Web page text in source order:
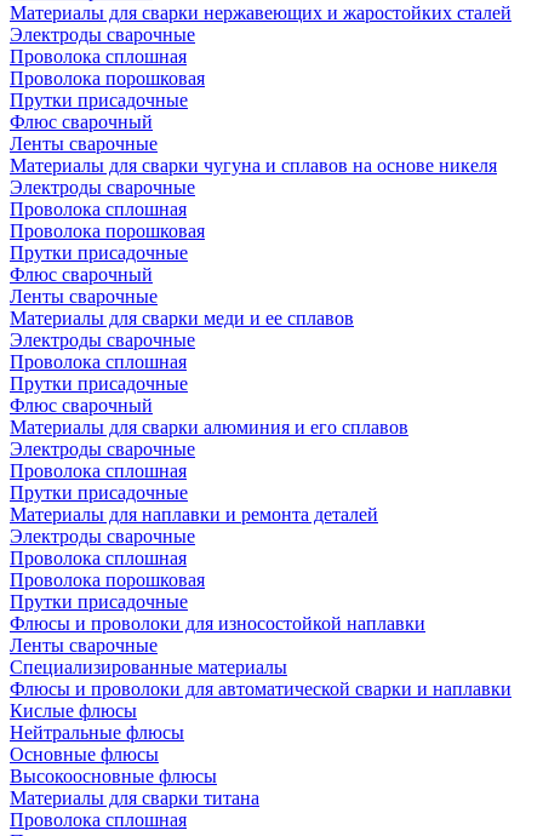
Материалы для сварки нержавеющих и жаростойких сталей
Электроды сварочные
Проволока сплошная
Проволока порошковая
Прутки присадочные
Флюс сварочный
Ленты сварочные
Материалы для сварки чугуна и сплавов на основе никеля
Электроды сварочные
Проволока сплошная
Проволока порошковая
Прутки присадочные
Флюс сварочный
Ленты сварочные
Материалы для сварки меди и ее сплавов
Электроды сварочные
Проволока сплошная
Прутки присадочные
Флюс сварочный
Материалы для сварки алюминия и его сплавов
Электроды сварочные
Проволока сплошная
Прутки присадочные
Материалы для наплавки и ремонта деталей
Электроды сварочные
Проволока сплошная
Проволока порошковая
Прутки присадочные
Флюсы и проволоки для износостойкой наплавки
Ленты сварочные
Специализированные материалы
Флюсы и проволоки для автоматической сварки и наплавки
Кислые флюсы
Нейтральные флюсы
Основные флюсы
Высокоосновные флюсы
Материалы для сварки титана
Проволока сплошная